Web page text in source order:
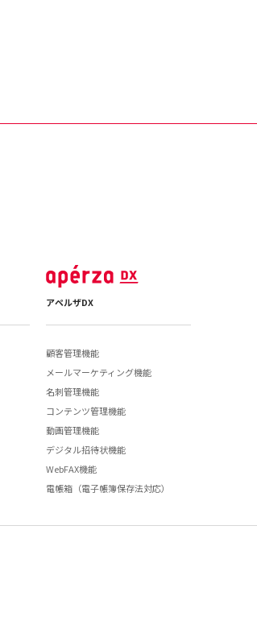
アペルザDX
顧客管理機能
メールマーケティング機能
名刺管理機能
コンテンツ管理機能
動画管理機能
デジタル招待状機能
WebFAX機能
電帳箱（電子帳簿保存法対応）